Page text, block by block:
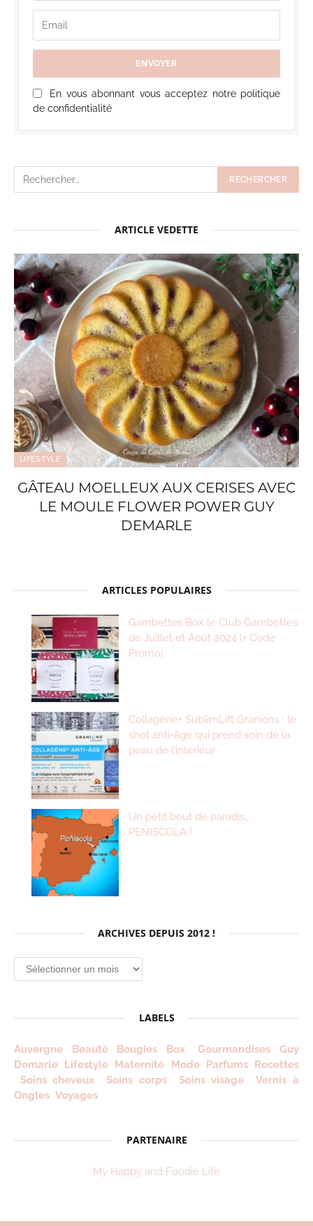
En vous abonnant vous acceptez notre politique
de confidentialité
ARTICLE VEDETTE
LIFESTYLE
GÂTEAU MOELLEUX AUX CERISES AVEC
LE MOULE FLOWER POWER GUY
DEMARLE
ARTICLES POPULAIRES
Gambettes Box le Club Gambettes
de Juillet et Août 2024 (+ Code
Promo)
Collagène+ SublimLift Granions : le
shot anti-âge qui prend soin de la
peau de l’intérieur
Un petit bout de paradis…
PEÑISCOLA !
ARCHIVES DEPUIS 2012 !
Archives
depuis
LABELS
Auvergne Beauté Bougies Box Gourmandises
Guy
Demarle Lifestyle Maternité Mode Parfums Recettes
Soins cheveux
Soins corps Soins visage
Vernis à
Ongles Voyages
PARTENAIRE
My Happy and Foodie Life